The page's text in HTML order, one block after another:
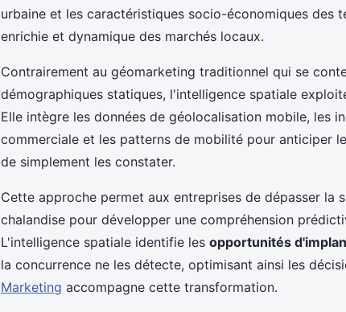
urbaine et les caractéristiques socio-économiques des
enrichie et dynamique des marchés locaux.
Contrairement au géomarketing traditionnel qui se
démographiques statiques, l'intelligence spatiale
Elle intègre les données de géolocalisation mobile, les
commerciale et les patterns de mobilité pour anticiper
de simplement les constater.
Cette approche permet aux entreprises de dépasser la
chalandise pour développer une compréhension
L'intelligence spatiale identifie les opportunités
la concurrence ne les détecte, optimisant ainsi les
Marketing accompagne cette transformation.